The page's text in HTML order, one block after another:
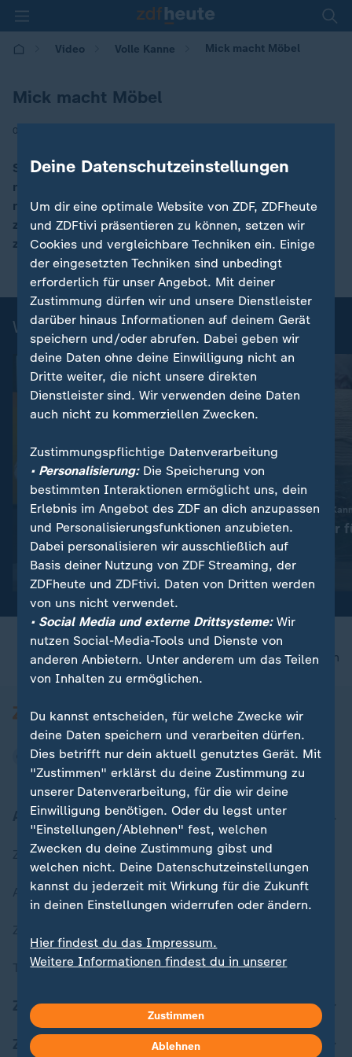
Video Volle Kanne Mick macht Möbel
Mick macht Möbel
02.08.2019 | 09:05
So gut wie jeder hat Dinge zu Hause, die eigentlich
nicht gebraucht werden - von denen man sich aber
nicht trennen möchte. Handwerksprofi Mick Wewers
zeigt, was man daraus machen kann - Möbelstücke
zum Beispiel.
Weitere Design-Themen
Gesellschaft | Volle Kanne:
Gestaltungs-Tipps für
Microgreens im Wohnraum
Video 5:48
Gesellschaft | Volle
Schöne Lichter
Wohnung
Video6:53
nach oben
Aktuell bei ZDFheute
Zuletzt veröffentlicht
Aktuelle Sendungs-Videos
Themen im Überblick
ZDFheute Update
ZDFheute Apps
Deine Datenschutzeinstellungen
Um dir eine optimale Website von ZDF, ZDFheute
und ZDFtivi präsentieren zu können, setzen wir
Cookies und vergleichbare Techniken ein. Einige
der eingesetzten Techniken sind unbedingt
erforderlich für unser Angebot. Mit deiner
Zustimmung dürfen wir und unsere Dienstleister
darüber hinaus Informationen auf deinem Gerät
speichern und/oder abrufen. Dabei geben wir
deine Daten ohne deine Einwilligung nicht an
Dritte weiter, die nicht unsere direkten
Dienstleister sind. Wir verwenden deine Daten
auch nicht zu kommerziellen Zwecken.
Zustimmungspflichtige Datenverarbeitung
• Personalisierung:Die Speicherung von
bestimmten Interaktionen ermöglicht uns, dein
Erlebnis im Angebot des ZDF an dich anzupassen
und Personalisierungsfunktionen anzubieten.
Dabei personalisieren wir ausschließlich auf
Basis deiner Nutzung von ZDF Streaming, der
ZDFheute und ZDFtivi. Daten von Dritten werden
von uns nicht verwendet.
• Social Media und externe Drittsysteme:Wir
nutzen Social-Media-Tools und Dienste von
anderen Anbietern. Unter anderem um das Teilen
von Inhalten zu ermöglichen.
Du kannst entscheiden, für welche Zwecke wir
deine Daten speichern und verarbeiten dürfen.
Dies betrifft nur dein aktuell genutztes Gerät. Mit
"Zustimmen" erklärst du deine Zustimmung zu
unserer Datenverarbeitung, für die wir deine
Einwilligung benötigen. Oder du legst unter
"Einstellungen/Ablehnen" fest, welchen
Zwecken du deine Zustimmung gibst und
welchen nicht. Deine Datenschutzeinstellungen
kannst du jederzeit mit Wirkung für die Zukunft
in deinen Einstellungen widerrufen oder ändern.
Hier findest du das Impressum.
Weitere Informationen findest du in unserer
Zustimmen
Ablehnen